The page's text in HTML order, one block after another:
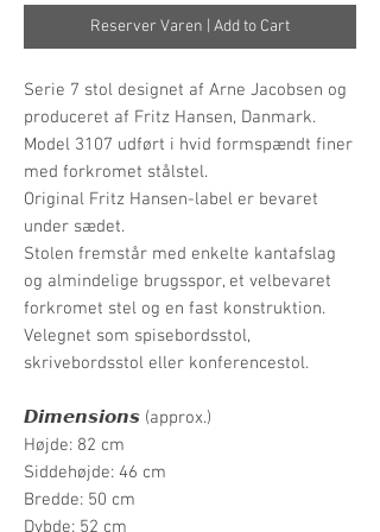
Reserver Varen | Add to Cart
Serie 7 stol designet af Arne Jacobsen og
produceret af Fritz Hansen, Danmark.
Model 3107 udført i hvid formspændt finer
med forkromet stålstel.
Original Fritz Hansen-label er bevaret
under sædet.
Stolen fremstår med enkelte kantafslag
og almindelige brugsspor, et velbevaret
forkromet stel og en fast konstruktion.
Velegnet som spisebordsstol,
skrivebordsstol eller konferencestol.
𝘿𝙞𝙢𝙚𝙣𝙨𝙞𝙤𝙣𝙨 (approx.)
Højde: 82 cm
Siddehøjde: 46 cm
Bredde: 50 cm
Dybde: 52 cm